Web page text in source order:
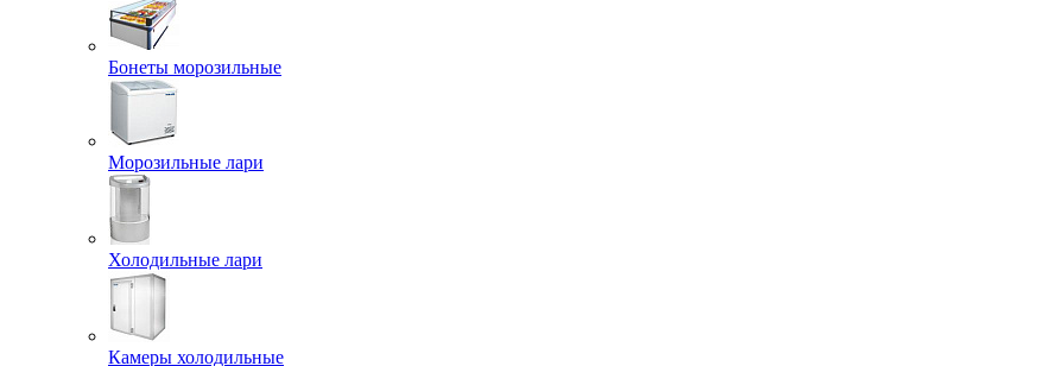
Бонеты морозильные
Морозильные лари
Холодильные лари
Камеры холодильные